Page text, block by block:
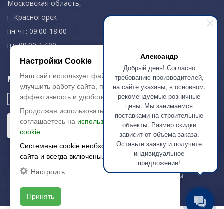
Александр
Добрый день! Согласно
требованию производителей,
на сайте указаны, в основном,
рекомендуемые розничные
цены. Мы занимаемся
поставками на строительные
объекты. Размер скидки
зависит от объема заказа.
Оставьте заявку и получите
индивидуальное
предложение!
Московская область,
г. Красногорск
пн-чт: 09.00-18.00
пт: 09.00-17.00
Мы в соц. сетях
© 2003-2026 «Арткерамика». Все права защищены.
Настройки Cookie
Наш сайт использует файлы cookie, чтобы
улучшить работу сайта, повысить его
эффективность и удобство.
Продолжая использовать сайт, вы
соглашаетесь на использование файлов
cookie.
Системные cookie необходимы для работы
сайта и всегда включены.
Настроить
Принять